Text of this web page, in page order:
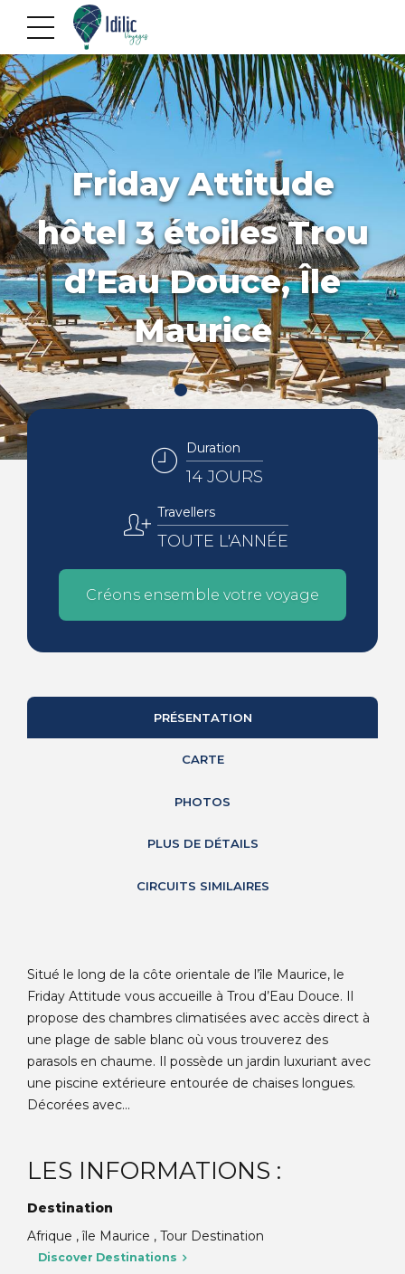
Friday Attitude
hôtel 3 étoiles Trou
d’Eau Douce, Île
Maurice
Duration
14 JOURS
Travellers
TOUTE L'ANNÉE
Créons ensemble votre voyage
PRÉSENTATION
CARTE
PHOTOS
PLUS DE DÉTAILS
CIRCUITS SIMILAIRES
Situé le long de la côte orientale de l’île Maurice, le
Friday Attitude vous accueille à Trou d’Eau Douce. Il
propose des chambres climatisées avec accès direct à
une plage de sable blanc où vous trouverez des
parasols en chaume. Il possède un jardin luxuriant avec
une piscine extérieure entourée de chaises longues.
Décorées avec...
LES INFORMATIONS :
Destination
Afrique , île Maurice , Tour Destination
Discover Destinations